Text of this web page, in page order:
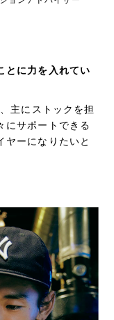
とに力を入れてい
主にストックを担
にサポートできる
ヤーになりたいと